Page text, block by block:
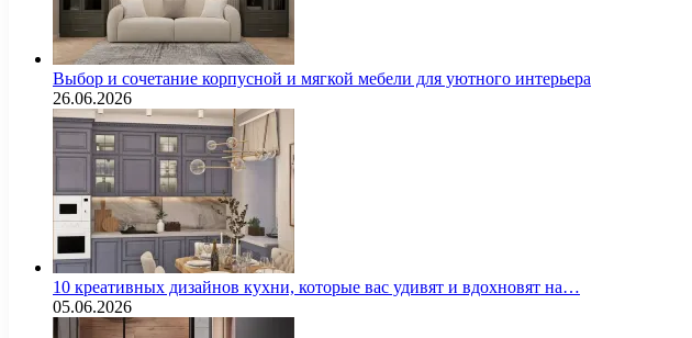
Выбор и сочетание корпусной и мягкой мебели для уютного интерьера
26.06.2026
10 креативных дизайнов кухни, которые вас удивят и вдохновят на…
05.06.2026